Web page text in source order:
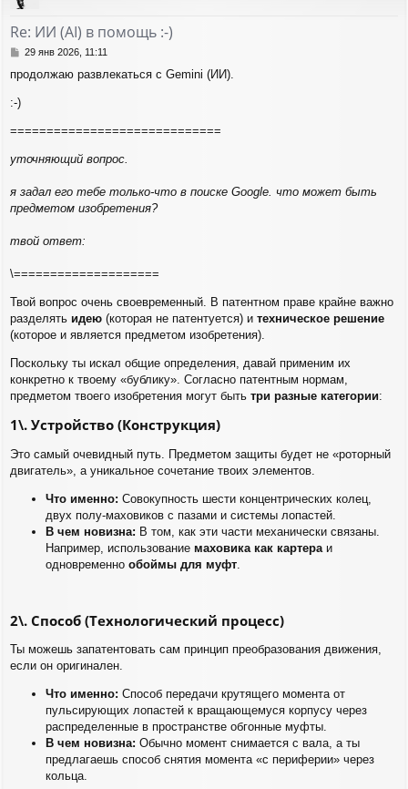
Re: ИИ (AI) в помощь :-)
С
о
щ
н
е
29 янв 2026, 11:11
продолжаю развлекаться с Gemini (ИИ).
:-)
=============================
уточняющий вопрос.
я задал его тебе только-что в поиске Google. что может быть
предметом изобретения?
твой ответ:
\====================
Твой вопрос очень своевременный. В патентном праве крайне важно
разделять идею (которая не патентуется) и техническое решение
(которое и является предметом изобретения).
Поскольку ты искал общие определения, давай применим их
конкретно к твоему «бублику». Согласно патентным нормам,
предметом твоего изобретения могут быть три разные категории:
1\. Устройство (Конструкция)
Это самый очевидный путь. Предметом защиты будет не «роторный
двигатель», а уникальное сочетание твоих элементов.
Что именно: Совокупность шести концентрических колец,
двух полу-маховиков с пазами и системы лопастей.
В чем новизна: В том, как эти части механически связаны.
Например, использование маховика как картера и
одновременно обоймы для муфт
2\. Способ (Технологический процесс)
Ты можешь запатентовать сам принцип преобразования движения,
если он оригинален.
Что именно: Способ передачи крутящего момента от
пульсирующих лопастей к вращающемуся корпусу через
распределенные в пространстве обгонные муфты.
В чем новизна: Обычно момент снимается с вала, а ты
предлагаешь способ снятия момента «с периферии» через
кольца.